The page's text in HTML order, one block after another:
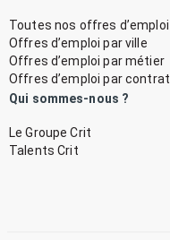
Toutes nos offres d’emploi
Offres d’emploi par ville
Offres d’emploi par métier
Offres d’emploi par contrat
Qui sommes-nous ?
Le Groupe Crit
Talents Crit